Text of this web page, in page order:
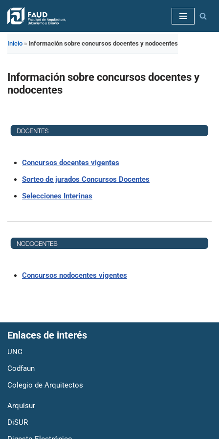
Saltar
Inicio » Información sobre concursos docentes y nodocentes
Información sobre concursos docentes y
nodocentes
Concursos docentes vigentes
Sorteo de jurados Concursos Docentes
Selecciones Interinas
Concursos nodocentes vigentes
Enlaces de interés
UNC
Codfaun
Colegio de Arquitectos
Arquisur
DiSUR